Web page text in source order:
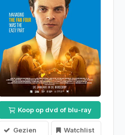
Koop op dvd of blu-ray
Gezien Watchlist